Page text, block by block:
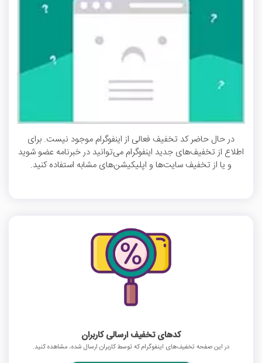
در حال حاضر کد تخفیف فعالی از اینفوگرام موجود نیست. برای
اطلاع از تخفیف‌های جدید اینفوگرام می‌توانید در خبرنامه عضو شوید
و یا از تخفیف سایت‌ها و اپلیکیشن‌های مشابه استفاده کنید.
کدهای تخفیف ارسالی کاربران
در این صفحه تخفیف‌های اینفوگرام که توسط کاربران ارسال شده، مشاهده کنید.